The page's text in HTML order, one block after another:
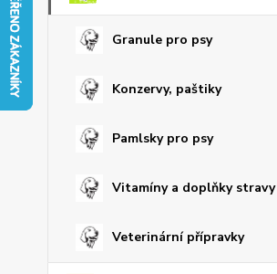
Granule pro psy
Konzervy, paštiky
Pamlsky pro psy
Vitamíny a doplňky stravy
Veterinární přípravky